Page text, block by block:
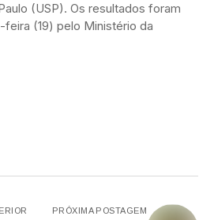
(USP). Os resultados foram
(19) pelo Ministério da
PRÓXIMA POSTAGEM